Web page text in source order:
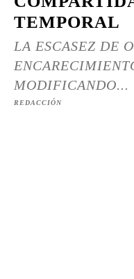
TEMPORAL
LA ESCASEZ DE
MODIFICANDO...
REDACCIÓN